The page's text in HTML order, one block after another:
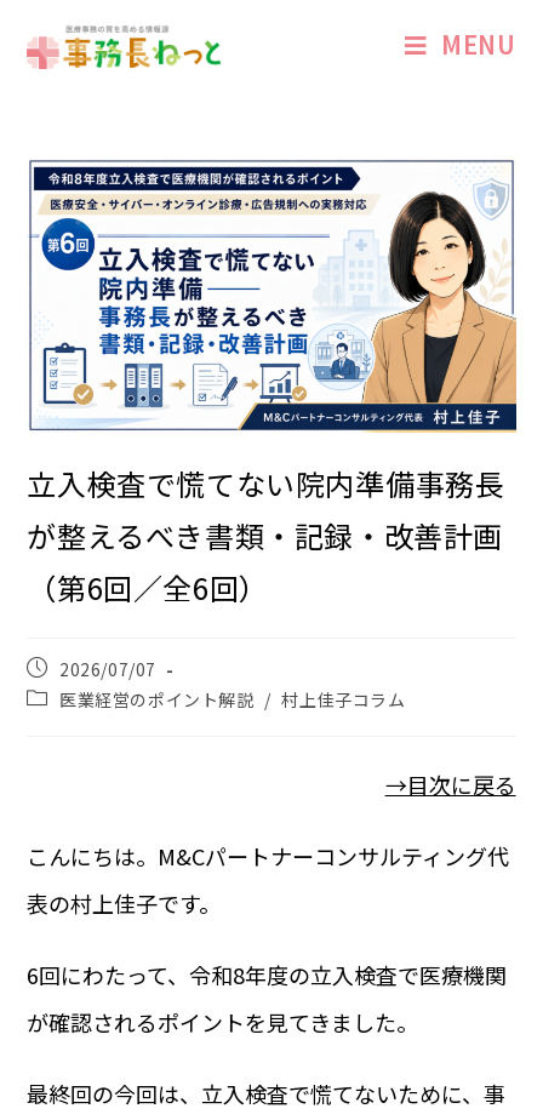
MENU
立入検査で慌てない院内準備――事務長
が整えるべき書類・記録・改善計画
（第6回／全6回）
2026/07/07
医業経営のポイント解説 / 村上佳子コラム
→目次に戻る
こんにちは。M&Cパートナーコンサルティング代
表の村上佳子です。
6回にわたって、令和8年度の立入検査で医療機関
が確認されるポイントを見てきました。
最終回の今回は、立入検査で慌てないために、事